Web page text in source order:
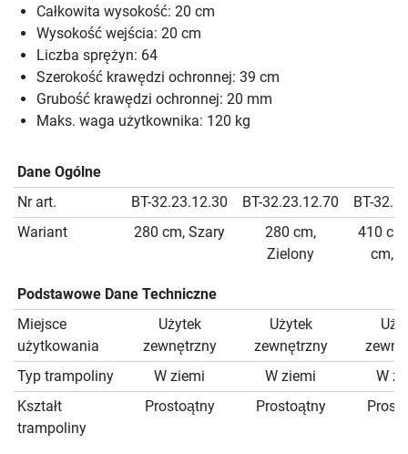
Całkowita wysokość: 20 cm
Wysokość wejścia: 20 cm
Liczba sprężyn: 64
Szerokość krawędzi ochronnej: 39 cm
Grubość krawędzi ochronnej: 20 mm
Maks. waga użytkownika: 120 kg
Dane Ogólne
Nr art.
BT-32.23.12.30 BT-32.23.12.70
BT-
Wariant
280 cm, Szary
280 cm,
Zielony
410
cm,
Podstawowe Dane Techniczne
Miejsce
użytkowania
Użytek
zewnętrzny
Użytek
zewnętrzny
Typ trampoliny
W ziemi W ziemi
W
Kształt
trampoliny
Prostoątny Prostoątny